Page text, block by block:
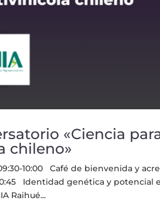
«Ciencia
chileno»
09:30-10:00 Café de bienvenida y
Identidad genética y potencial
Raihué...